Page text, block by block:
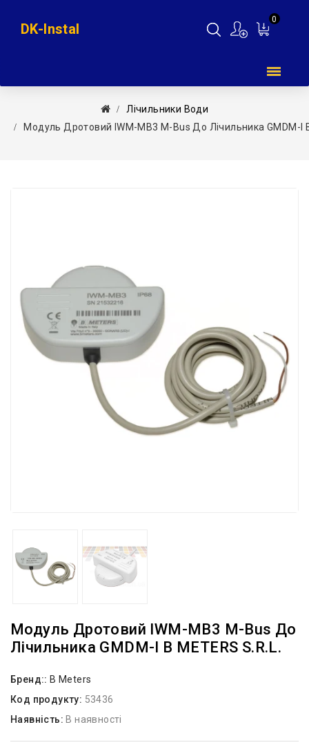
0
DK-Instal
Лічильники Води
Модуль Дротовий IWM-MB3 M-Bus До Лічильника GMDM-I
Модуль Дротовий IWM-MB3 M-Bus До
Лічильника GMDM-I B METERS S.R.L.
Бренд:: B Meters
Код продукту: 53436
Наявність: В наявності